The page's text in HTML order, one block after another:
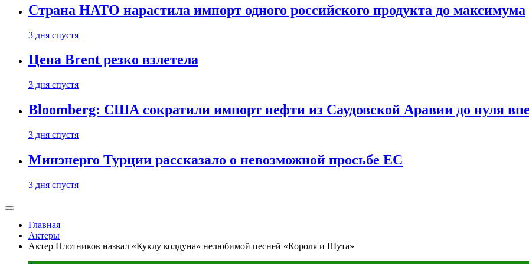
Страна НАТО нарастила импорт одного российского продукта до максимума
3 дня спустя
Цена Brent резко взлетела
3 дня спустя
Bloomberg: США сократили импорт нефти из Саудовской Аравии до нуля
3 дня спустя
Минэнерго Турции рассказало о невозможной просьбе ЕС
3 дня спустя
Главная
Актеры
Актер Плотников назвал «Куклу колдуна» нелюбимой песней «Короля и Шута»